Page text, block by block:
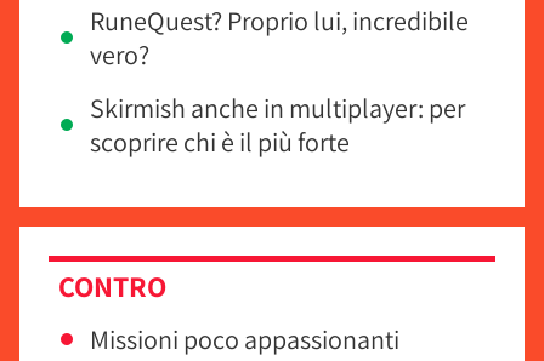
RuneQuest? Proprio lui, incredibile
vero?
Skirmish anche in multiplayer: per
scoprire chi è il più forte
CONTRO
Missioni poco appassionanti